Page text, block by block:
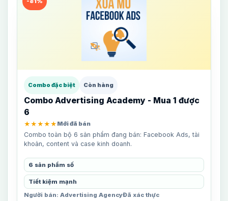
Combo đặc biệt Còn hàng
Combo Advertising Academy - Mua 1 được
6
★★★★★ Mới đã bán
Combo toàn bộ 6 sản phẩm đang bán: Facebook Ads, tài
khoản, content và case kinh doanh.
6 sản phẩm số
Tiết kiệm mạnh
Người bán: Advertising AgencyĐã xác thực